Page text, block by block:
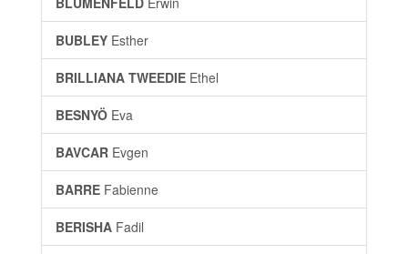
BUBLEY Esther
BRILLIANA TWEEDIE Ethel
BESNYÖ Eva
BAVCAR Evgen
BARRE Fabienne
BERISHA Fadil